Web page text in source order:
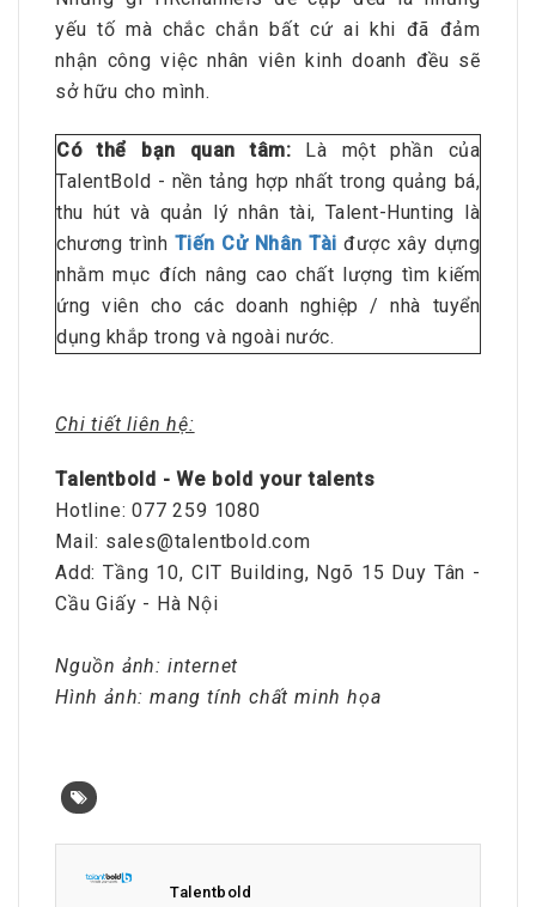
yếu tố mà chắc chắn bất cứ ai khi đã đảm
nhận công việc nhân viên kinh doanh đều sẽ
sở hữu cho mình.
Có thể bạn quan tâm: Là một phần của
TalentBold - nền tảng hợp nhất trong quảng bá,
thu hút và quản lý nhân tài, Talent-Hunting là
chương trình Tiến Cử Nhân Tài được xây dựng
nhằm mục đích nâng cao chất lượng tìm kiếm
ứng viên cho các doanh nghiệp / nhà tuyển
dụng khắp trong và ngoài nước.
Chi tiết liên hệ:
Talentbold - We bold your talents
Hotline: 077 259 1080
Mail: sales@talentbold.com
Add: Tầng 10, CIT Building, Ngõ 15 Duy Tân -
Cầu Giấy - Hà Nội
Nguồn ảnh: internet
Hình ảnh: mang tính chất minh họa
Talentbold